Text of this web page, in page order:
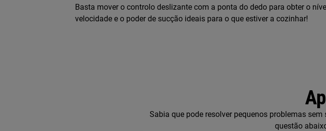
Basta mover o controlo deslizante com a ponta do dedo para obter o
velocidade e o poder de sucção ideais para o que estiver a cozinhar!
Sabia que pode resolver pequenos problemas
questão